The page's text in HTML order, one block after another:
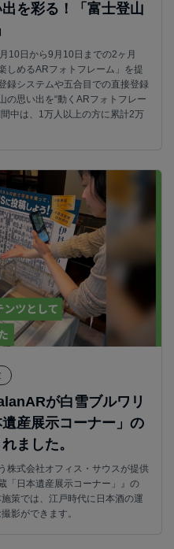
を彩る！「富士登山
10日から9月10日までの2ヶ月
しめるARフォトフレーム」を提
録システムや五合目での直接登録
の思い出を“動くARフォトフレー
中は、1万人以上の方に累計2万
が白雪ブルワリ
産展示コーナー」の
ました。
株式会社オフィス・サウスが提供
「日本遺産展示コーナー」』の
策では、江戸時代に日本酒の運
影ができます。